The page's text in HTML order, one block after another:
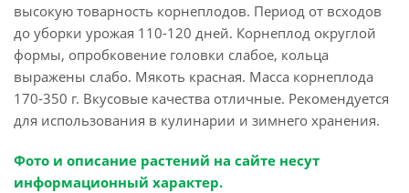
высокую товарность корнеплодов. Период от всходов
до уборки урожая 110-120 дней. Корнеплод округлой
формы, опробковение головки слабое, кольца
выражены слабо. Мякоть красная. Масса корнеплода
170-350 г. Вкусовые качества отличные. Рекомендуется
для использования в кулинарии и зимнего хранения.
Фото и описание растений на сайте несут
информационный характер.